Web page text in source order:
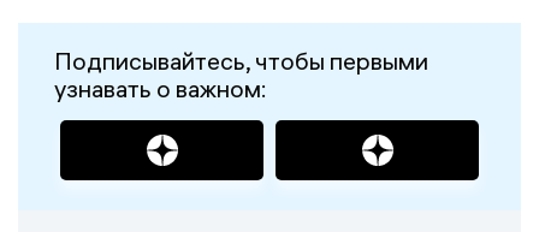
Подписывайтесь, чтобы первыми
узнавать о важном: